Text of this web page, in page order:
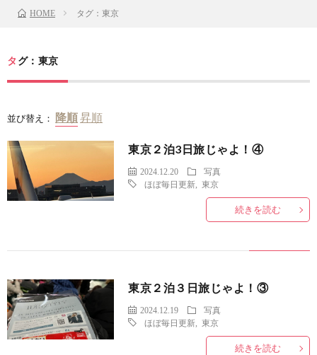
HOME タグ：東京
タグ：東京
並び替え：
東京２泊3日旅じゃよ！④
2024.12.20
写真
ほぼ毎日更新 ,東京
続きを読む
東京２泊３日旅じゃよ！③
2024.12.19
写真
ほぼ毎日更新 ,東京
続きを読む